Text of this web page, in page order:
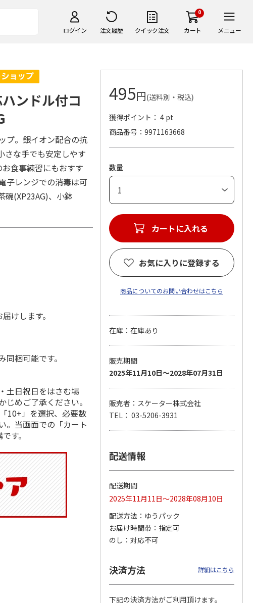
ログイン 注文履歴 クイック注文
0
カート メニュー
ット入りドリ
ボトル ハロー
ィ PSPR5MC
ふわっとフタタイト
ランチボックス角型
パペットスンスン
コーデュロイ生地ラ
キティ KCOB2
2,200円
(送料別・税込)
八角形ステンレスマ
ンドル付コ
プ。銀イオン配合の抗
さな手でも安定しやす
食事練習にもおすす
子レンジでの消毒は可
碗(XP23AG)、小鉢
けします。
同梱可能です。
土日祝日をはさむ場
めご了承ください。
10+」を選択、必要数
。当画面での「カート
す。
495円(送料別・税込)
獲得ポイント： 4 pt
商品番号
9971163668
数量
カートに入れる
お気に入りに登録する
商品についてのお問い合わせはこちら
在庫：在庫あり
販売期間
2025年11月10日～2028年07月31日
販売者：スケーター株式会社
TEL： 03-5206-3931
配送情報
配送期間
2025年11月11日～2028年08月10日
配送方法
ゆうパック
お届け時間帯
指定可
のし
対応不可
決済方法 詳細はこちら
下記の決済方法がご利用頂けます。